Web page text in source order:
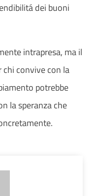
dei buoni
intrapresa, ma il
chi convive con la
potrebbe
la speranza che